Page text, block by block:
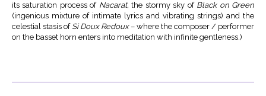
its saturation process of Nacarat, the stormy sky of Black on Green
(ingenious mixture of intimate lyrics and vibrating strings) and the
celestial stasis of Si Doux Redoux– where the composer / performer
on the basset horn enters into meditation with infinite gentleness.)